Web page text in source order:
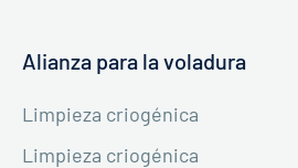
Alianza para la voladura
Limpieza criogénica
Limpieza criogénica